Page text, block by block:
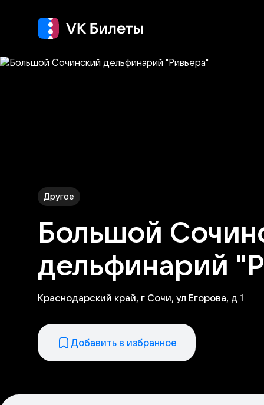
Другое
Большой
дельфинарий
Краснодарский край, г Сочи, ул Егорова, д 1
Добавить в избранное